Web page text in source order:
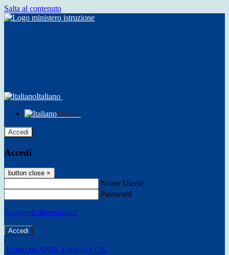
Salta al contenuto
Italiano
Italiano
Accedi
Accedi
button close ×
Nome Utente
Password
Password dimenticata?
-
Entra con SPID Entra con CIE